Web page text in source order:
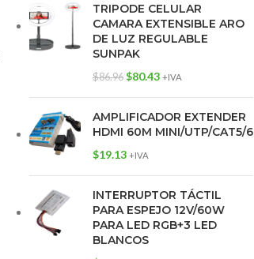
TRIPODE CELULAR
CAMARA EXTENSIBLE ARO
DE LUZ REGULABLE
SUNPAK
$86.96 $80.43 +IVA
AMPLIFICADOR EXTENDER
HDMI 60M MINI/UTP/CAT5/6
$19.13 +IVA
INTERRUPTOR TÁCTIL
PARA ESPEJO 12V/60W
PARA LED RGB+3 LED
BLANCOS